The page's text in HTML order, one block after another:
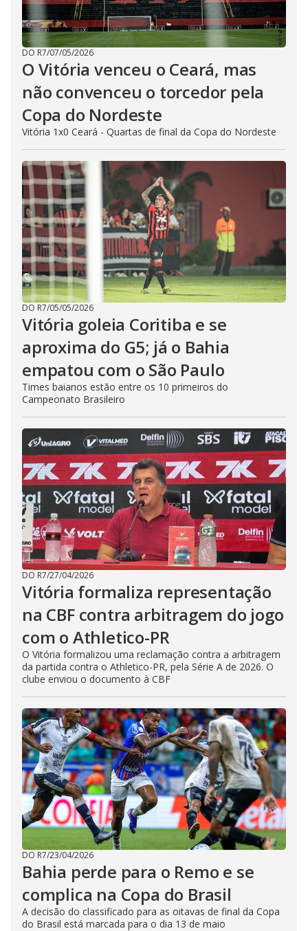
DO R7/07/05/2026
O Vitória venceu o Ceará, mas
não convenceu o torcedor pela
Copa do Nordeste
Vitória 1x0 Ceará - Quartas de final da Copa do Nordeste
DO R7/05/05/2026
Vitória goleia Coritiba e se
aproxima do G5; já o Bahia
empatou com o São Paulo
Times baianos estão entre os 10 primeiros do
Campeonato Brasileiro
DO R7/27/04/2026
Vitória formaliza representação
na CBF contra arbitragem do jogo
com o Athletico-PR
O Vitória formalizou uma reclamação contra a arbitragem
da partida contra o Athletico-PR, pela Série A de 2026. O
clube enviou o documento à CBF
DO R7/23/04/2026
Bahia perde para o Remo e se
complica na Copa do Brasil
A decisão do classificado para as oitavas de final da Copa
do Brasil está marcada para o dia 13 de maio